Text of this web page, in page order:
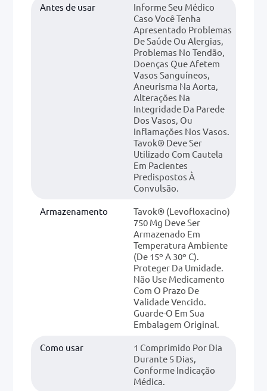
Antes de usar
Informe Seu Médico
Caso Você Tenha
Apresentado Problemas
De Saúde Ou Alergias,
Problemas No Tendão,
Doenças Que Afetem
Vasos Sanguíneos,
Aneurisma Na Aorta,
Alterações Na
Integridade Da Parede
Dos Vasos, Ou
Inflamações Nos Vasos.
Tavok® Deve Ser
Utilizado Com Cautela
Em Pacientes
Predispostos À
Convulsão.
Armazenamento
Tavok® (levofloxacino)
750 Mg Deve Ser
Armazenado Em
Temperatura Ambiente
(de 15º A 30º C).
Proteger Da Umidade.
Não Use Medicamento
Com O Prazo De
Validade Vencido.
Guarde-O Em Sua
Embalagem Original.
Como usar
1 Comprimido Por Dia
Durante 5 Dias,
Conforme Indicação
Médica.